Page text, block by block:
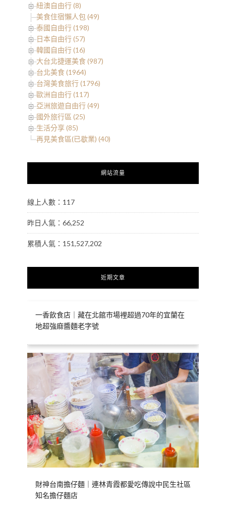
紐澳自由行 (8)
美食住宿懶人包 (49)
泰國自由行 (198)
日本自由行 (57)
韓國自由行 (16)
大台北捷運美食 (987)
台北美食 (1964)
台灣美食旅行 (1796)
歐洲自由行 (117)
亞洲旅遊自由行 (49)
國外旅行區 (25)
生活分享 (85)
再見美食區(已歇業) (40)
網站流量
線上人數：117
昨日人氣：66,252
累積人氣：151,527,202
近期文章
一香飲食店｜藏在北館市場裡超過70年的宜蘭在
地超強麻醬麵老字號
財神台南擔仔麵｜連林青霞都愛吃傳說中民生社區
知名擔仔麵店